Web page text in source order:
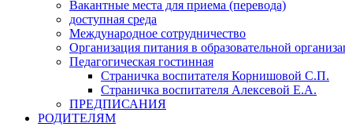
Вакантные места для приема (перевода)
доступная среда
Международное сотрудничество
Организация питания в образовательной
Педагогическая гостинная
Страничка воспитателя Корнишовой С.П.
Страничка воспитателя Алексевой Е.А.
ПРЕДПИСАНИЯ
РОДИТЕЛЯМ